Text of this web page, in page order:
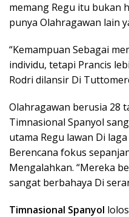
memang Regu itu bukan
punya Olahragawan lain
“Kemampuan Sebagai
individu, tetapi Prancis
Rodri dilansir Di
Olahragawan berusia 28
Timnasional Spanyol
utama Regu lawan Di
Berencana fokus
Mengalahkan. “Mereka
sangat berbahaya Di
Timnasional Spanyol